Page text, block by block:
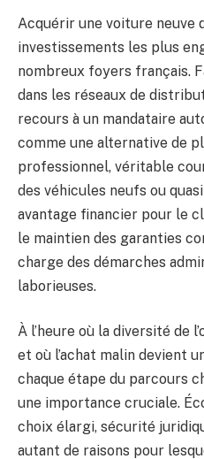
Acquérir une voiture neuve
investissements les plus
nombreux foyers français.
dans les réseaux de
recours à un mandataire
comme une alternative de
professionnel, véritable
des véhicules neufs ou
avantage financier pour le
le maintien des garanties
charge des démarches
laborieuses.
À l’heure où la diversité de
et où l’achat malin devient
chaque étape du parcours
une importance cruciale.
choix élargi, sécurité
autant de raisons pour